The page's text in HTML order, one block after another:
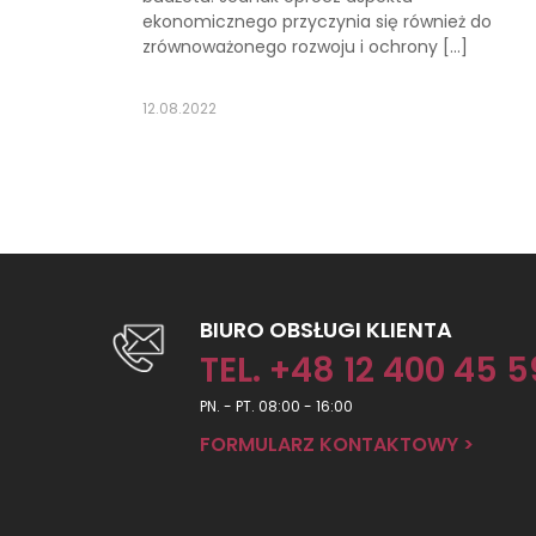
ekonomicznego przyczynia się również do
zrównoważonego rozwoju i ochrony […]
12.08.2022
BIURO OBSŁUGI KLIENTA
TEL. +48 12 400 45
PN. - PT. 08:00 - 16:00
FORMULARZ KONTAKTOWY >